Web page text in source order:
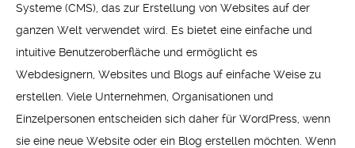
Systeme (CMS), das zur Erstellung von Websites auf der
ganzen Welt verwendet wird. Es bietet eine einfache und
intuitive Benutzeroberfläche und ermöglicht es
Webdesignern, Websites und Blogs auf einfache Weise zu
erstellen. Viele Unternehmen, Organisationen und
Einzelpersonen entscheiden sich daher für WordPress, wenn
sie eine neue Website oder ein Blog erstellen möchten. Wenn